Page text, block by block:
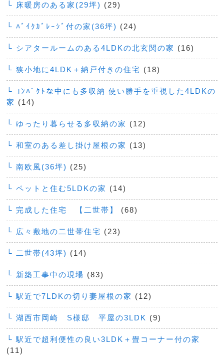
└ 床暖房のある家(29坪) (29)
└ ﾊﾞｲｸｶﾞﾚｰｼﾞ付の家(36坪) (24)
└ シアタールームのある4LDKの北玄関の家 (16)
└ 狭小地に4LDK＋納戸付きの住宅 (18)
└ ｺﾝﾊﾟｸﾄな中にも多収納 使い勝手を重視した4LDKの
家 (14)
└ ゆったり暮らせる多収納の家 (12)
└ 和室のある差し掛け屋根の家 (13)
└ 南欧風(36坪) (25)
└ ペットと住む5LDKの家 (14)
└ 完成した住宅 【二世帯】 (68)
└ 広々敷地の二世帯住宅 (23)
└ 二世帯(43坪) (14)
└ 新築工事中の現場 (83)
└ 駅近で7LDKの切り妻屋根の家 (12)
└ 湖西市岡崎 S様邸 平屋の3LDK (9)
└ 駅近で超利便性の良い3LDK＋畳コーナー付の家
(11)